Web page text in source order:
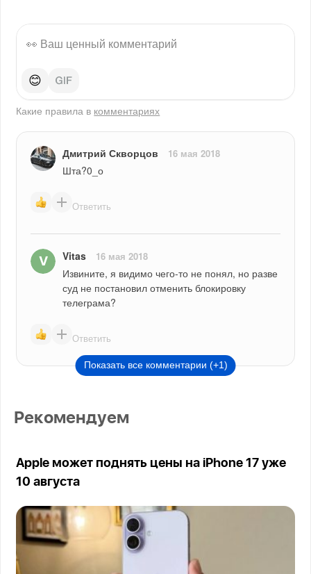
😊
Какие правила в комментариях
Дмитрий Скворцов 16 мая 2018
Шта?0_о
Ответить
Vitas 16 мая 2018
Извините, я видимо чего-то не понял, но разве
суд не постановил отменить блокировку
телеграма?
Ответить
Показать все комментарии (+1)
Рекомендуем
Apple может поднять цены на iPhone 17 уже
10 августа